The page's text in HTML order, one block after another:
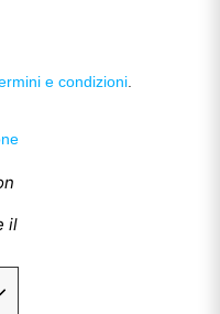
il
e condizioni